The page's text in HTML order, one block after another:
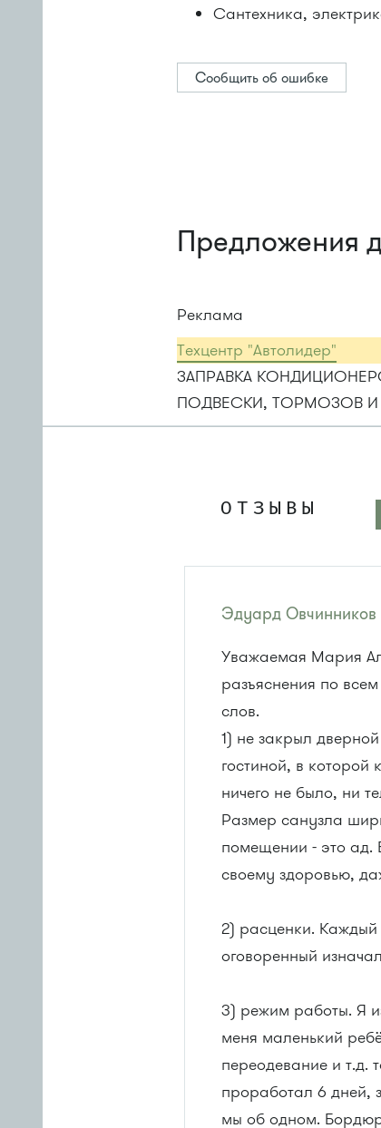
Сантехника,
Сообщить об ошибке
Предложения
Реклама
Техцентр "Автолидер"
ЗАПРАВКА
ПОДВЕСКИ, ТОРМОЗОВ И
ОТЗЫВЫ
Эдуард Овчинников
Уважаемая Мария
разъяснения по
слов.
1) не закрыл
гостиной, в
ничего не было, ни
Размер санузла
помещении - это ад.
своему здоровью,
2) расценки. Каждый
оговоренный
3) режим работы. Я
меня маленький
переодевание и т.д.
проработал 6 дней,
мы об одном.